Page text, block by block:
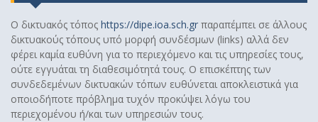
Ο δικτυακός τόπος https://dipe.ioa.sch.gr παραπέμπει σε άλλους
δικτυακούς τόπους υπό μορφή συνδέσμων (links) αλλά δεν
φέρει καμία ευθύνη για το περιεχόμενο και τις υπηρεσίες τους,
ούτε εγγυάται τη διαθεσιμότητά τους. Ο επισκέπτης των
συνδεδεμένων δικτυακών τόπων ευθύνεται αποκλειστικά για
οποιοδήποτε πρόβλημα τυχόν προκύψει λόγω του
περιεχομένου ή/και των υπηρεσιών τους.